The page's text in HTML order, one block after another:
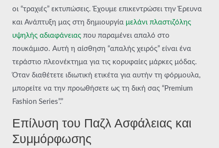
οι “τραχιές” εκτυπώσεις. Έχουμε επικεντρώσει την Έρευνα
και Ανάπτυξη μας στη δημιουργία μελάνι πλαστιζόλης
υψηλής αδιαφάνειας που παραμένει απαλό στο
πουκάμισο. Αυτή η αίσθηση “απαλής χειρός” είναι ένα
τεράστιο πλεονέκτημα για τις κορυφαίες μάρκες μόδας.
Όταν διαθέτετε ιδιωτική ετικέτα για αυτήν τη φόρμουλα,
μπορείτε να την προωθήσετε ως τη δική σας “Premium
Fashion Series”.”
Επίλυση του Παζλ Ασφάλειας και
Συμμόρφωσης